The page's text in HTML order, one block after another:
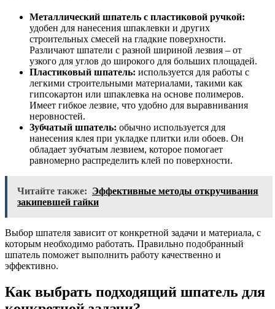
Металлический шпатель с пластиковой ручкой:
удобен для нанесения шпаклевки и других
строительных смесей на гладкие поверхности.
Различают шпатели с разной шириной лезвия – от
узкого для углов до широкого для больших площадей.
Пластиковый шпатель: используется для работы с
легкими строительными материалами, такими как
гипсокартон или шпаклевка на основе полимеров.
Имеет гибкое лезвие, что удобно для выравнивания
неровностей.
Зубчатый шпатель: обычно используется для
нанесения клея при укладке плитки или обоев. Он
обладает зубчатым лезвием, которое помогает
равномерно распределить клей по поверхности.
Читайте также: Эффективные методы откручивания
закипевшей гайки
Выбор шпателя зависит от конкретной задачи и материала, с
которым необходимо работать. Правильно подобранный
шпатель поможет выполнить работу качественно и
эффективно.
Как выбрать подходящий шпатель для